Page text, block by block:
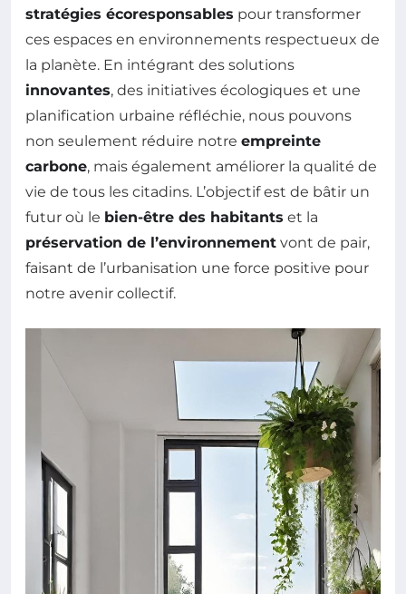
stratégies écoresponsables pour transformer
ces espaces en environnements respectueux de
la planète. En intégrant des solutions
innovantes, des initiatives écologiques et une
planification urbaine réfléchie, nous pouvons
non seulement réduire notre empreinte
carbone, mais également améliorer la qualité de
vie de tous les citadins. L’objectif est de bâtir un
futur où le bien-être des habitants et la
préservation de l’environnement vont de pair,
faisant de l’urbanisation une force positive pour
notre avenir collectif.